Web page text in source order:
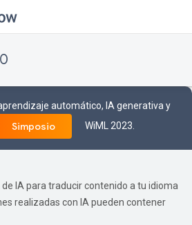
automático, IA generativa y
Simposio WiML 2023.
IA para traducir contenido a tu idioma
realizadas con IA pueden contener